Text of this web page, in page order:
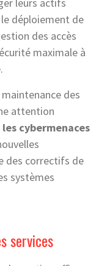
déploiement de
des accès
maximale à
des
attention
cybermenaces
des correctifs de
systèmes
services